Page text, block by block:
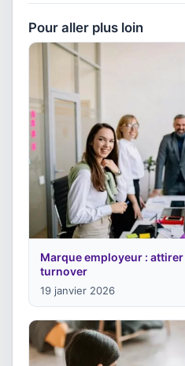
Pour aller plus loin
Marque employeur :
turnover
19 janvier 2026